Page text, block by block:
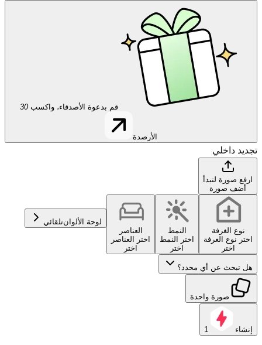
قم بدعوة الأصدقاء، واكسب 30
الأرصدة
تجديد داخلي
ارفع صورة لتبدأ
أضف صورة
نوع الغرفة
اختر نوع الغرفة
اختر
النمط
اختر النمط
اختر
العناصر
اختر العناصر
اختر
لوحة الألوانتلقائي
هل تبحث عن أي محدد؟
صورة واحدة
إنشاء 1